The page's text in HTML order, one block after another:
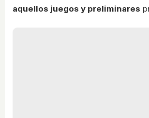
aquellos juegos y preliminares